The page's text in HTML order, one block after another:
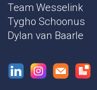
Team Wesselink
Tygho Schoonus
Dylan van Baarle